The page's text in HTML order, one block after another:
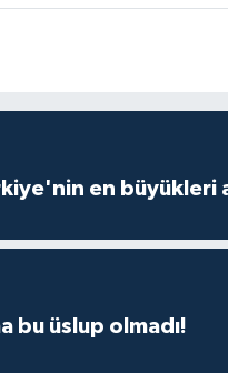
en büyükleri
bu üslup olmadı!